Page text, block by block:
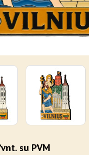
su PVM